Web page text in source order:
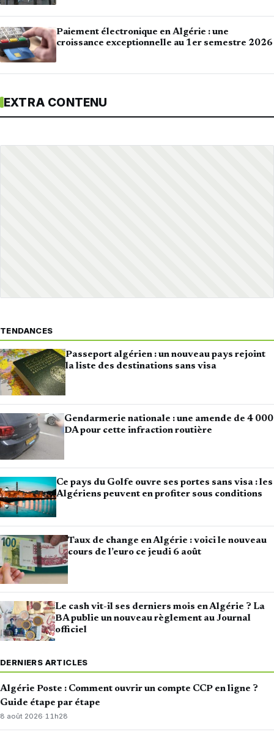
Paiement électronique en Algérie : une
croissance exceptionnelle au 1er semestre 2026
EXTRA CONTENU
TENDANCES
Passeport algérien : un nouveau pays rejoint
la liste des destinations sans visa
Gendarmerie nationale : une amende de 4 000
DA pour cette infraction routière
Ce pays du Golfe ouvre ses portes sans visa : les
Algériens peuvent en profiter sous conditions
Taux de change en Algérie : voici le nouveau
cours de l’euro ce jeudi 6 août
Le cash vit-il ses derniers mois en Algérie ? La
BA publie un nouveau règlement au Journal
officiel
DERNIERS ARTICLES
Algérie Poste : Comment ouvrir un compte CCP en ligne ?
Guide étape par étape
8 août 2026·11h28